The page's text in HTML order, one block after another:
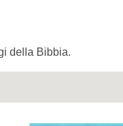
della Bibbia.